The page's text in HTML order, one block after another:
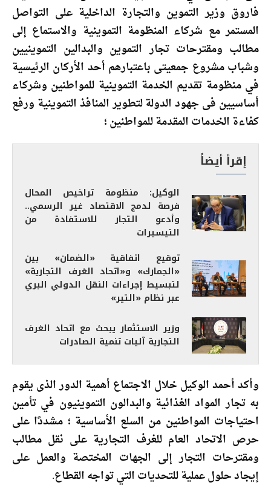
فاروق وزير التموين والتجارة الداخلية على التواصل
المستمر مع شركاء المنظومة التموينية والاستماع إلى
مطالب ومقترحات تجار التموين والبدالين التموينيين
وشباب مشروع جمعيتى باعتبارهم أحد الأركان الرئيسية
في منظومة تقديم الخدمة التموينية للمواطنين وشركاء
أساسيين فى جهود الدولة لتطوير المنافذ التموينية ورفع
كفاءة الخدمات المقدمة للمواطنين ؛
إقرأ أيضاً
الوكيل: منظومة تراخيص المحال
فرصة لدمج الاقتصاد غير الرسمي..
وأدعو التجار للاستفادة من
التيسيرات
توقيع اتفاقية «الضمان» بين
«الجمارك» و«اتحاد الغرف التجارية»
لتبسيط إجراءات النقل الدولي البري
عبر نظام «التير»
وزير الاستثمار يبحث مع اتحاد الغرف
التجارية آليات تنمية الصادرات
‏وأكد أحمد الوكيل خلال الاجتماع أهمية الدور الذى يقوم
به تجار المواد الغذائية والبدالون التموينيون في تأمين
احتياجات المواطنين من السلع الأساسية ؛ مشددًا على
حرص الاتحاد العام للغرف التجارية على نقل مطالب
ومقترحات التجار إلى الجهات المختصة والعمل على
إيجاد حلول عملية للتحديات التي تواجه القطاع.